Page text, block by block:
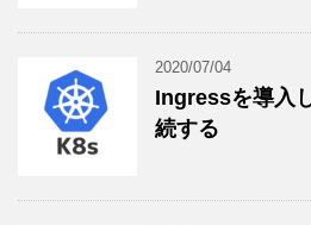
2020/07/04
Ingressを導入
続する